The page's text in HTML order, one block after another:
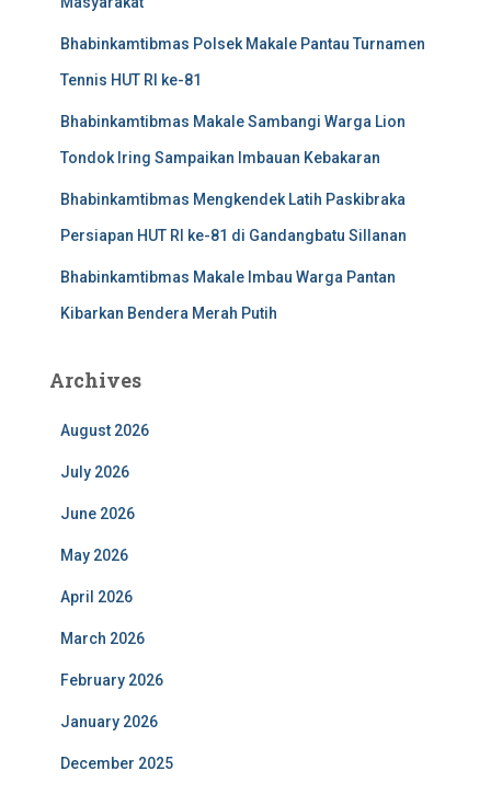
Bhabinkamtibmas Polsek Makale Pantau Turnamen
Tennis HUT RI ke-81
Bhabinkamtibmas Makale Sambangi Warga Lion
Tondok Iring Sampaikan Imbauan Kebakaran
Bhabinkamtibmas Mengkendek Latih Paskibraka
Persiapan HUT RI ke-81 di Gandangbatu Sillanan
Bhabinkamtibmas Makale Imbau Warga Pantan
Kibarkan Bendera Merah Putih
Archives
August 2026
July 2026
June 2026
May 2026
April 2026
March 2026
February 2026
January 2026
December 2025